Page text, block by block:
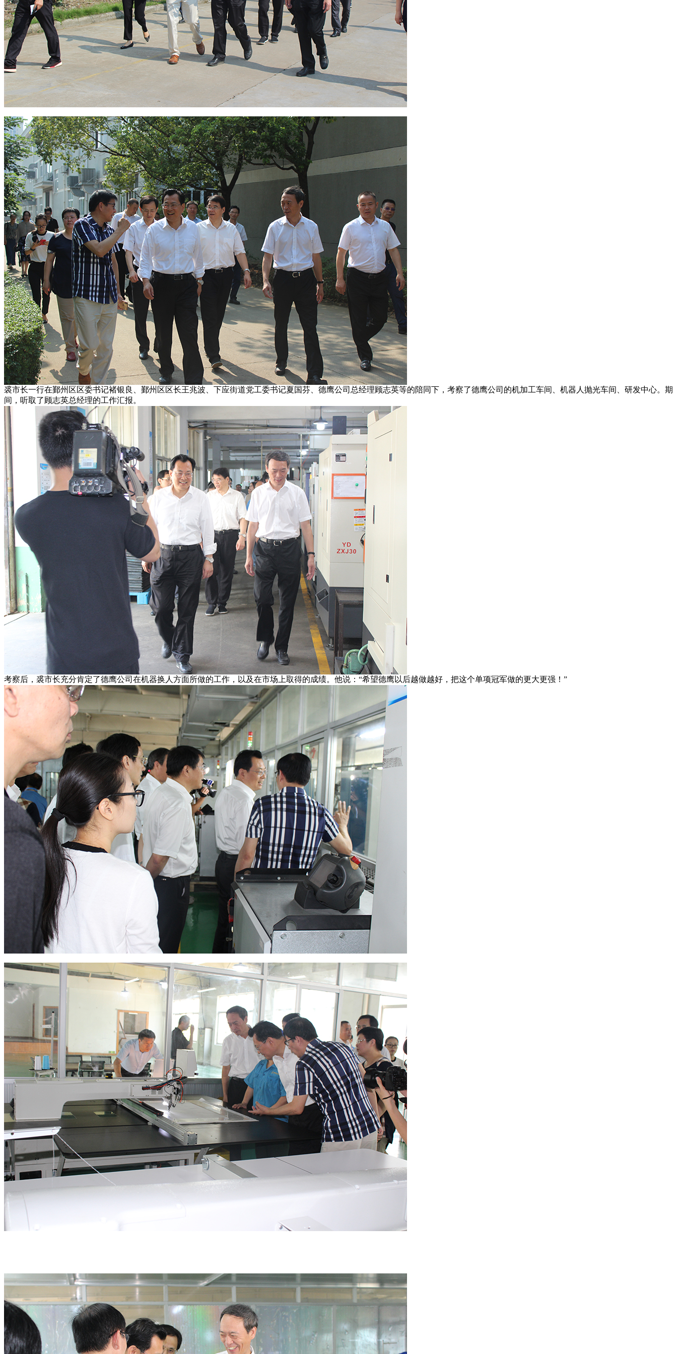
裘市长一行在鄞州区区委书记褚银良、鄞州区区长王兆波、下应街道党工委书记夏国芬、德鹰公司总经理顾志英等的陪同下，考察了德鹰公司的机加工车间、机器人抛光车间、研发中心。期
间，听取了顾志英总经理的工作汇报。
考察后，裘市长充分肯定了德鹰公司在机器换人方面所做的工作，以及在市场上取得的成绩。他说： “希望德鹰以后越做越好，把这个单项冠军做的更大更强！”